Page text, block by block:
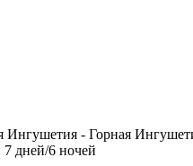
Ингушетия - Горная
7 дней/6 ночей